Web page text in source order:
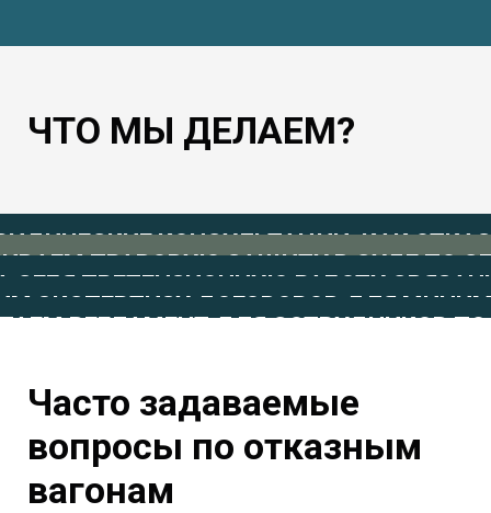
ЧТО МЫ ДЕЛАЕМ?
КОНСУЛЬТАЦИИ, КАК
ВАГОНОВ
ПРАВОВУЮ ЗАЩИТУ В СУДЕ ПО
ОТ ПОДАННЫХ ВАГОНОВ
СЕБЯ ПРЕТЕНЗИОННУЮ РАБОТУ
ОТ ПОДАННЫХ ВАГОНОВ
ЭКСПЕРТИЗУ ДОГОВОРОВ ДЛЯ
РЕГЛАМЕНТ ДЛЯ СОТРУДНИКОВ ПО
Часто задаваемые
вопросы по отказным
вагонам